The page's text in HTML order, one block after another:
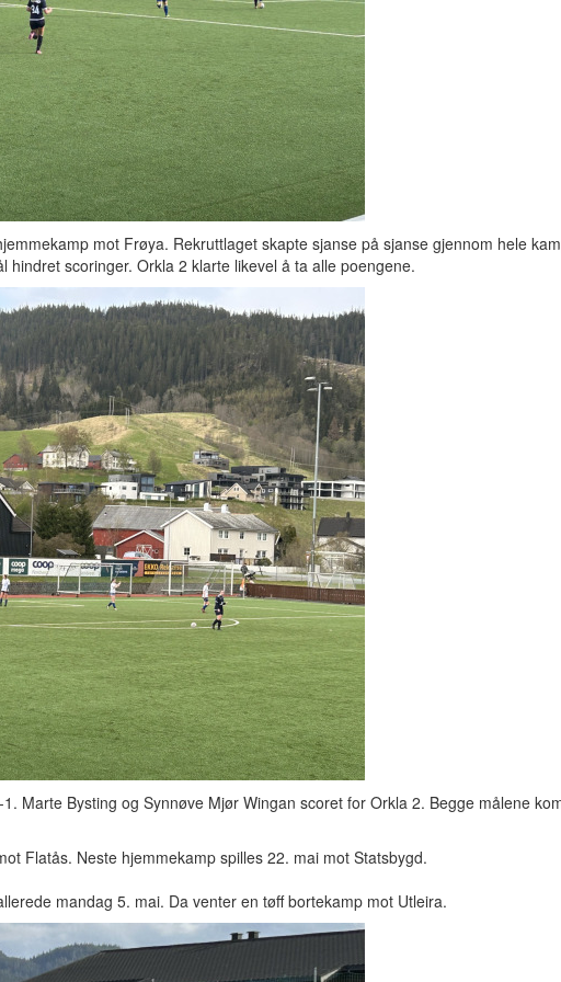
mot Frøya. Rekruttlaget skapte sjanse på sjanse gjennom hele
hindret scoringer. Orkla 2 klarte likevel å ta alle poengene.
Marte Bysting og Synnøve Mjør Wingan scoret for Orkla 2. Begge målene
Flatås. Neste hjemmekamp spilles 22. mai mot Statsbygd.
mandag 5. mai. Da venter en tøff bortekamp mot Utleira.